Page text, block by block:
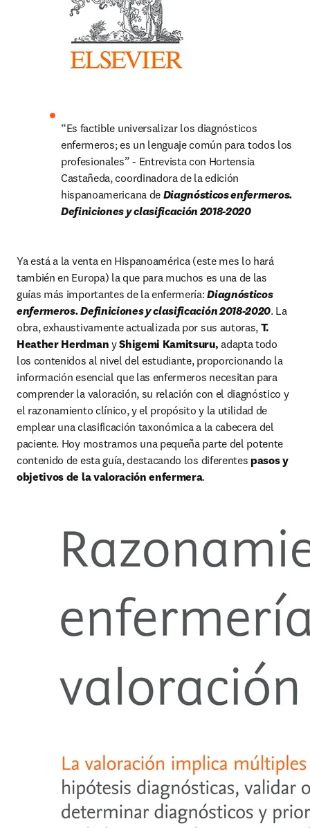
“Es factible universalizar los diagnósticos
enfermeros; es un lenguaje común para todos los
profesionales” - Entrevista con Hortensia
Castañeda, coordinadora de la edición
hispanoamericana de Diagnósticos enfermeros.
Definiciones y clasificación 2018-2020
Ya está a la venta en Hispanoamérica (este mes lo hará
también en Europa) la que para muchos es una de las
guías más importantes de la enfermería: Diagnósticos
enfermeros. Definiciones y clasificación 2018-2020. La
obra, exhaustivamente actualizada por sus autoras, T.
Heather Herdman y Shigemi Kamitsuru, adapta todo
los contenidos al nivel del estudiante, proporcionando la
información esencial que las enfermeros necesitan para
comprender la valoración, su relación con el diagnóstico y
el razonamiento clínico, y el propósito y la utilidad de
emplear una clasificación taxonómica a la cabecera del
paciente. Hoy mostramos una pequeña parte del potente
contenido de esta guía, destacando los diferentes pasos y
objetivos de la valoración enfermera.